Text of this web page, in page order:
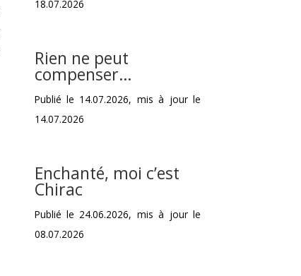
18.07.2026
Rien ne peut
compenser…
Publié le 14.07.2026, mis à jour le
14.07.2026
Enchanté, moi c’est
Chirac
Publié le 24.06.2026, mis à jour le
08.07.2026